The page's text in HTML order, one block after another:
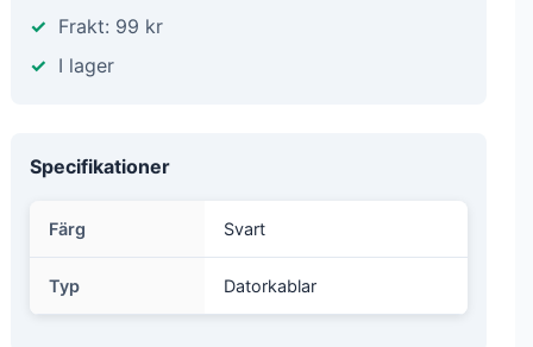
Frakt: 99 kr
I lager
Specifikationer
Färg Svart
Typ Datorkablar